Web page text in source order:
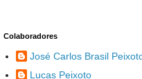
Colaboradores
José Carlos Brasil
Lucas Peixoto